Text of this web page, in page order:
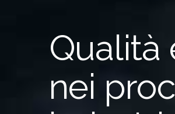
Qualità
nei